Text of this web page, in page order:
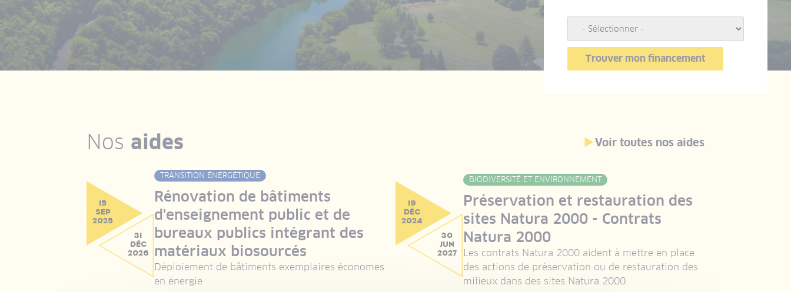
Nos aides Voir toutes nos aides
15
SEP
2025
31
DÉC
2026
TRANSITION ÉNERGÉTIQUE
Rénovation de bâtiments
d'enseignement public et de
bureaux publics intégrant des
matériaux biosourcés
Déploiement de bâtiments exemplaires économes
en énergie
19
DÉC
2024
30
JUN
2027
BIODIVERSITÉ ET ENVIRONNEMENT
Préservation et restauration des
sites Natura 2000 - Contrats
Natura 2000
Les contrats Natura 2000 aident à mettre en place
des actions de préservation ou de restauration des
milieux dans des sites Natura 2000.